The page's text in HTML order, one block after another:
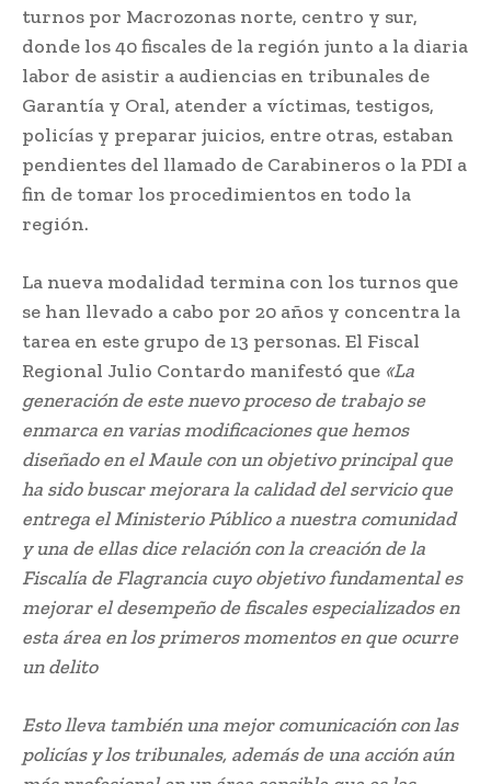
turnos por Macrozonas norte, centro y sur,
donde los 40 fiscales de la región junto a la diaria
labor de asistir a audiencias en tribunales de
Garantía y Oral, atender a víctimas, testigos,
policías y preparar juicios, entre otras, estaban
pendientes del llamado de Carabineros o la PDI a
fin de tomar los procedimientos en todo la
región.
La nueva modalidad termina con los turnos que
se han llevado a cabo por 20 años y concentra la
tarea en este grupo de 13 personas. El Fiscal
Regional Julio Contardo manifestó que «La
generación de este nuevo proceso de trabajo se
enmarca en varias modificaciones que hemos
diseñado en el Maule con un objetivo principal que
ha sido buscar mejorara la calidad del servicio que
entrega el Ministerio Público a nuestra comunidad
y una de ellas dice relación con la creación de la
Fiscalía de Flagrancia cuyo objetivo fundamental es
mejorar el desempeño de fiscales especializados en
esta área en los primeros momentos en que ocurre
un delito
Esto lleva también una mejor comunicación con las
policías y los tribunales, además de una acción aún